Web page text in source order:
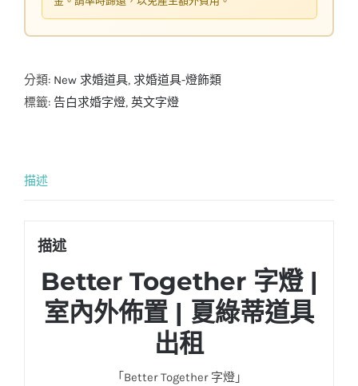
分類: New 求婚道具, 求婚道具-燈飾類
標籤: 告白求婚字燈, 英文字燈
描述
描述
Better Together 字燈 |
室內外佈置 | 夏綠蒂道具
出租
「Better Together 字燈」